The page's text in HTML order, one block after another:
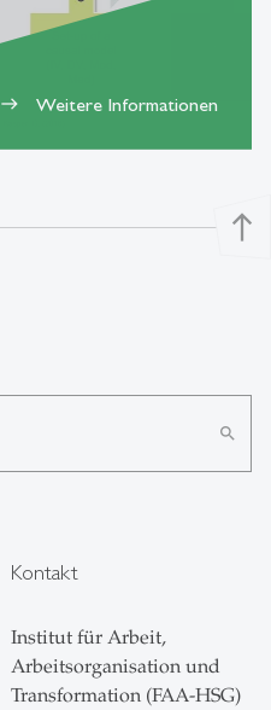
east Weitere Informationen
north
search
Kontakt
Institut für Arbeit,
Arbeitsorganisation und
Transformation (FAA-HSG)